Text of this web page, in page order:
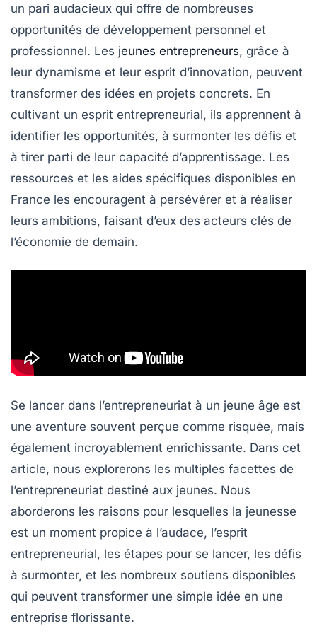
un pari audacieux qui offre de nombreuses
opportunités de développement personnel et
professionnel. Les jeunes entrepreneurs, grâce à
leur dynamisme et leur esprit d’innovation, peuvent
transformer des idées en projets concrets. En
cultivant un esprit entrepreneurial, ils apprennent à
identifier les opportunités, à surmonter les défis et
à tirer parti de leur capacité d’apprentissage. Les
ressources et les aides spécifiques disponibles en
France les encouragent à persévérer et à réaliser
leurs ambitions, faisant d’eux des acteurs clés de
l’économie de demain.
Se lancer dans l’entrepreneuriat à un jeune âge est
une aventure souvent perçue comme risquée, mais
également incroyablement enrichissante. Dans cet
article, nous explorerons les multiples facettes de
l’entrepreneuriat destiné aux jeunes. Nous
aborderons les raisons pour lesquelles la jeunesse
est un moment propice à l’audace, l’esprit
entrepreneurial, les étapes pour se lancer, les défis
à surmonter, et les nombreux soutiens disponibles
qui peuvent transformer une simple idée en une
entreprise florissante.